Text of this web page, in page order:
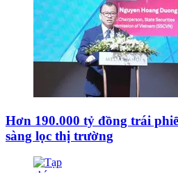
Hơn 190.000 tỷ đồng trái
sàng lọc thị trường